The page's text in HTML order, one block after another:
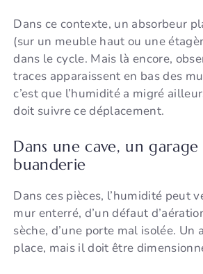
Dans ce contexte, un absorbeur
(sur un meuble haut ou une
dans le cycle. Mais là encore,
traces apparaissent en bas des
c’est que l’humidité a migré
doit suivre ce déplacement.
Dans une cave, un
buanderie
Dans ces pièces, l’humidité peut
mur enterré, d’un défaut
sèche, d’une porte mal isolée. Un
place, mais il doit être